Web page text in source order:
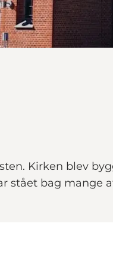
Kirken blev
bag mange